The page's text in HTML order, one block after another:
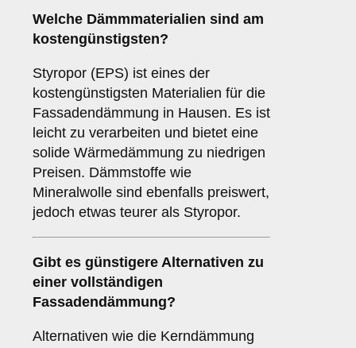
Welche Dämmmaterialien sind am
kostengünstigsten?
Styropor (EPS) ist eines der
kostengünstigsten Materialien für die
Fassadendämmung in Hausen. Es ist
leicht zu verarbeiten und bietet eine
solide Wärmedämmung zu niedrigen
Preisen. Dämmstoffe wie
Mineralwolle sind ebenfalls preiswert,
jedoch etwas teurer als Styropor.
Gibt es günstigere Alternativen zu
einer vollständigen
Fassadendämmung?
Alternativen wie die Kerndämmung